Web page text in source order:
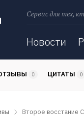
Сервис для тех,
Новости
0 ЦИТАТЫ 0
Второе восстание